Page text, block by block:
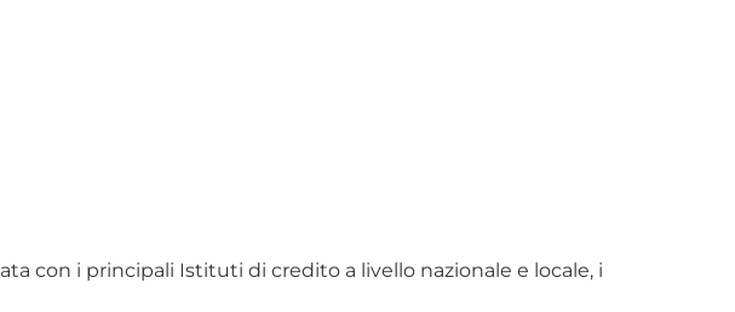
con i principali Istituti di credito a livello nazionale e locale, i